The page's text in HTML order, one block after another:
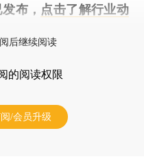
布， 点击了解行业动
后继续阅读
的阅读权限
/会员升级